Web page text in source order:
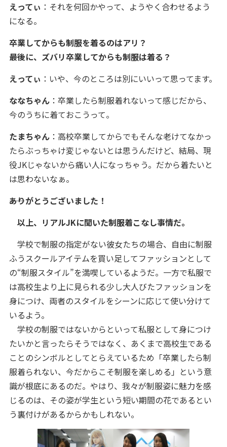
えってぃ ：それを何回かやって、ようやく合わせるよう
になる。
卒業してからも制服を着るのはアリ？
――最後に、ズバリ卒業してからも制服は着る？
えってぃ ：いや、今のところは別にいいって思ってます。
ななちゃん：卒業したら制服着れないって感じだから、
今のうちに着ておこうって。
たまちゃん：高校卒業してからでもそんな老けてなかっ
たらぶっちゃけ変じゃないとは思うんだけど、結局、現
役JKじゃないから痛い人になっちゃう。だから着たいと
は思わないなぁ。
――ありがとうございました！
以上、リアルJKに聞いた制服着こなし事情だ。
学校で制服の指定がない彼女たちの場合、自由に制服
ふうスクールアイテムを買い足してファッションとして
の“制服スタイル”を満喫しているようだ。一方で私服で
は高校生より上に見られる少し大人びたファッションを
身につけ、両者のスタイルをシーンに応じて使い分けて
いるよう。
学校の制服ではないからといって私服として身につけ
たいかと言ったらそうではなく、あくまで高校生である
ことのシンボルとしてとらえているため「卒業したら制
服着られない、今だからこそ制服を楽しめる」という意
識が根底にあるのだ。やはり、我々が制服姿に魅力を感
じるのは、その姿が学生という短い期間の花であるとい
う裏付けがあるからかもしれない。